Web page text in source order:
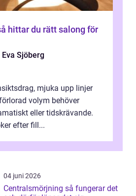
Eva Sjöberg
mjuka upp linjer
volym behöver
eller tidskrävande.
efter fill...
04 juni 2026
Centralsmörjning så fungerar det